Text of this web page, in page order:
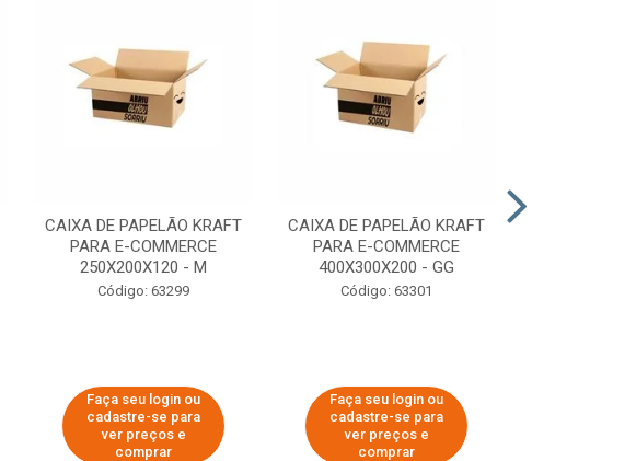
CAIXA DE PAPELÃO KRAFT
PARA E-COMMERCE
250X200X120 - M
Código: 63299
Faça seu login ou
cadastre-se para
ver preços e
comprar
CAIXA DE PAPELÃO KRAFT
PARA E-COMMERCE
400X300X200 - GG
Código: 63301
Faça seu login ou
cadastre-se para
ver preços e
comprar